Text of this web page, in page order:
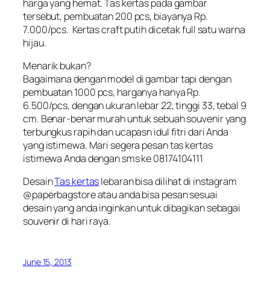
harga yang hemat. Tas kertas pada gambar
tersebut, pembuatan 200 pcs, biayanya Rp.
7.000/pcs. Kertas craft putih dicetak full satu warna
hijau.
Menarik bukan?
Bagaimana dengan model di gambar tapi dengan
pembuatan 1000 pcs, harganya hanya Rp.
6.500/pcs, dengan ukuran lebar 22, tinggi 33, tebal 9
cm. Benar-benar murah untuk sebuah souvenir yang
terbungkus rapih dan ucapasn idul fitri dari Anda
yang istimewa. Mari segera pesan tas kertas
istimewa Anda dengan sms ke 08174104111
DesainTas kertaslebaran bisa dilihat di instagram
@paperbagstore atau anda bisa pesan sesuai
desain yang anda inginkan untuk dibagikan sebagai
souvenir di hari raya.
June 15, 2013